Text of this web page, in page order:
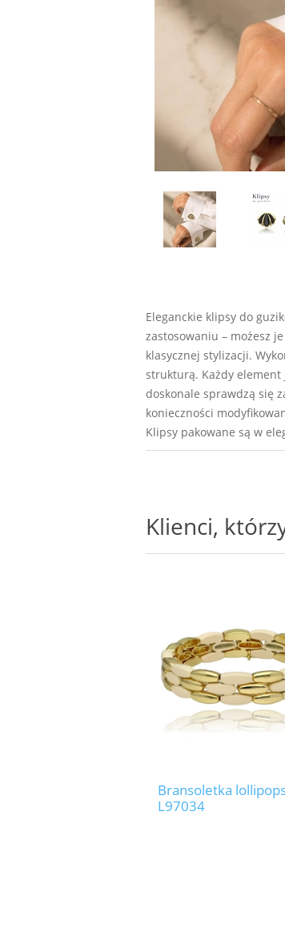
Eleganckie klipsy do
zastosowaniu – możesz
klasycznej stylizacji.
strukturą. Każdy
doskonale sprawdzą się
konieczności
Klipsy pakowane są w
Klienci,
Bransoletka
L97034